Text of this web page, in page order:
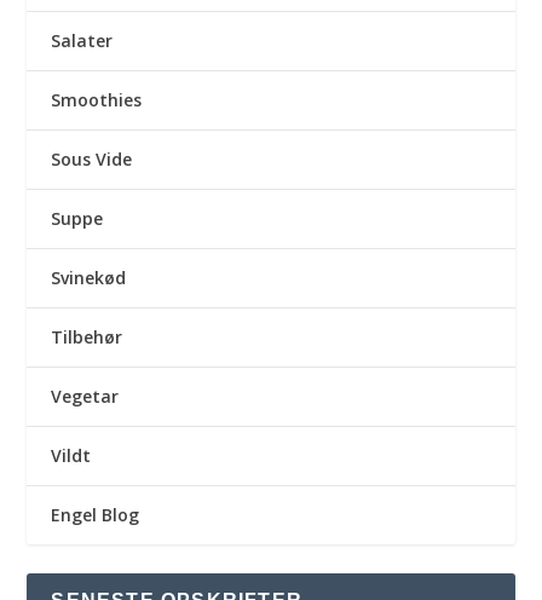
Salater
Smoothies
Sous Vide
Suppe
Svinekød
Tilbehør
Vegetar
Vildt
Engel Blog